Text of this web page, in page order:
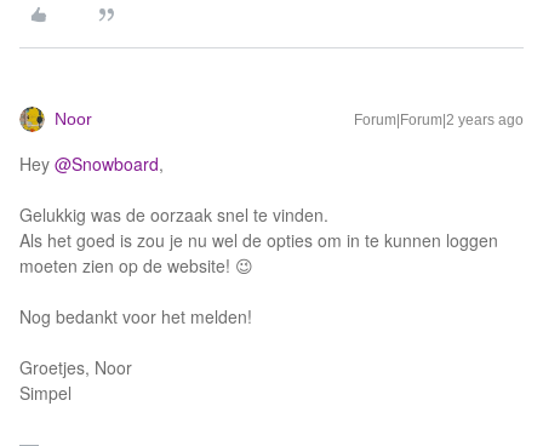
Noor Forum|Forum|2 years ago
Hey @Snowboard,
Gelukkig was de oorzaak snel te vinden.
Als het goed is zou je nu wel de opties om in te kunnen loggen
moeten zien op de website! 😉
Nog bedankt voor het melden!
Groetjes, Noor
Simpel